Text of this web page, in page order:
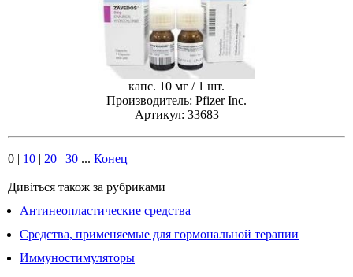
капс. 10 мг / 1 шт.
Производитель: Pfizer Inc.
Артикул: 33683
0 | 10 | 20 | 30 ... Конец
Дивіться також за рубриками
Антинеопластические средства
Средства, применяемые для гормональной терапии
Иммуностимуляторы